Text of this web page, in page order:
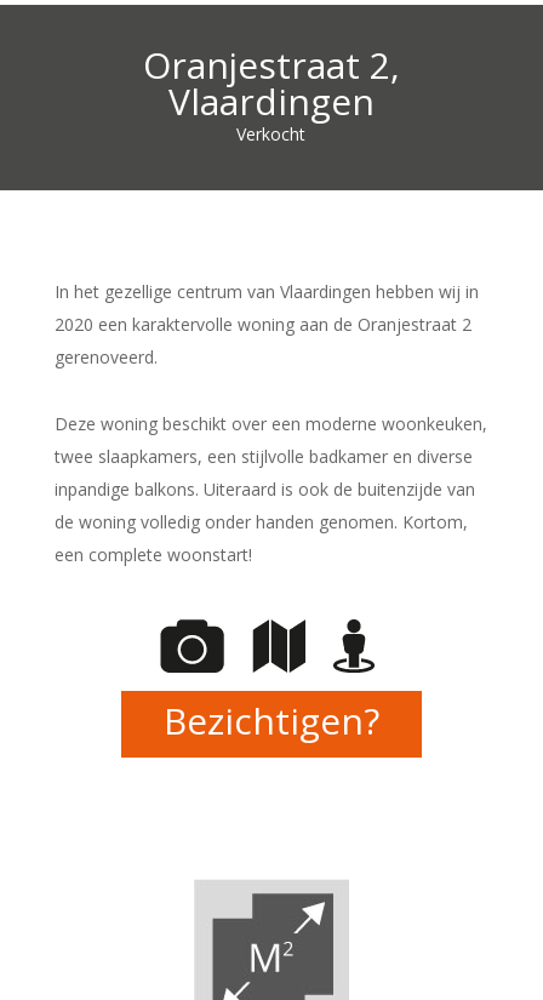
Oranjestraat 2,
Vlaardingen
Verkocht
In het gezellige centrum van Vlaardingen hebben wij in
2020 een karaktervolle woning aan de Oranjestraat 2
gerenoveerd.
Deze woning beschikt over een moderne woonkeuken,
twee slaapkamers, een stijlvolle badkamer en diverse
inpandige balkons. Uiteraard is ook de buitenzijde van
de woning volledig onder handen genomen. Kortom,
een complete woonstart!
Bezichtigen?